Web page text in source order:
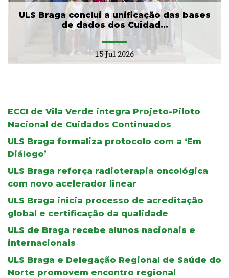
ULS Braga conclui a unificação das bases
de dados dos Cuidad...
15 Jul 2026
ECCI de Vila Verde integra Projeto-Piloto
Nacional de Cuidados Continuados
ULS Braga formaliza protocolo com a ‘Em
Diálogo’
ULS Braga reforça radioterapia oncológica
com novo acelerador linear
ULS Braga inicia processo de acreditação
global e certificação da qualidade
ULS de Braga recebe alunos nacionais e
internacionais
ULS Braga e Delegação Regional de Saúde do
Norte promovem encontro regional